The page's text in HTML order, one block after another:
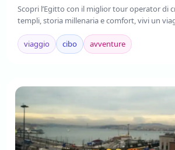
Scopri l’Egitto con il miglior tour operator di
templi, storia millenaria e comfort, vivi un
indimenticabile.Prenota ora!
viaggio
cibo avventure